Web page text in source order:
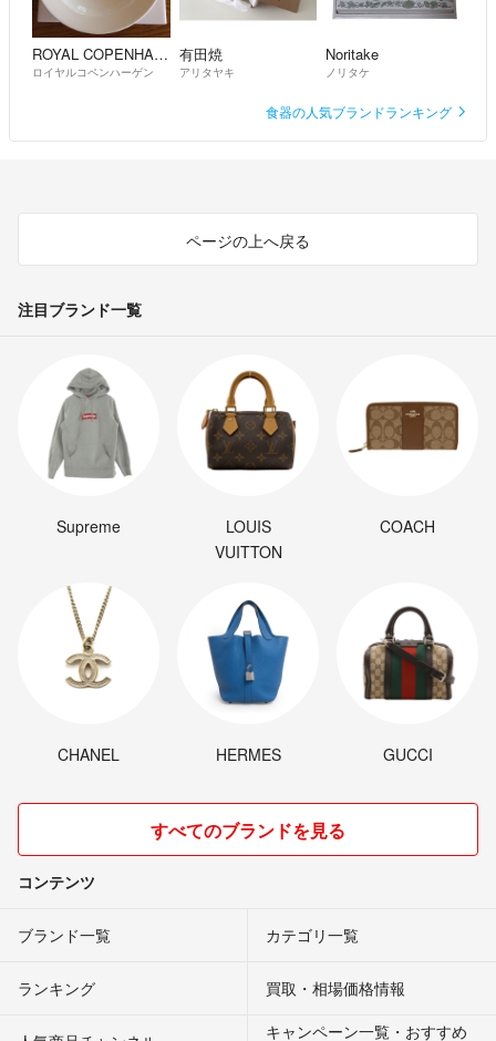
ROYAL COPENHAGEN
ロイヤルコペンハーゲン
有田焼
アリタヤキ
Noritake
ノリタケ
食器の人気ブランドランキング
ページの上へ戻る
注目ブランド一覧
Supreme
LOUIS
VUITTON
COACH
CHANEL HERMES GUCCI
すべてのブランドを見る
コンテンツ
ブランド一覧 カテゴリ一覧
ランキング 買取・相場価格情報
キャンペーン一覧・おすすめ